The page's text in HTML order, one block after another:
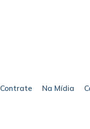
Contrate Na Mídia